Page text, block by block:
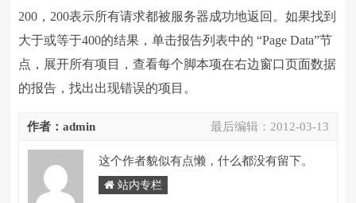
200，200表示所有请求都被服务器成功地返回。如果找到
大于或等于400的结果，单击报告列表中的 “Page Data”节
点，展开所有项目，查看每个脚本项在右边窗口页面数据
的报告，找出出现错误的项目。
最后编辑： 2012-03-13
作者：admin
这个作者貌似有点懒，什么都没有留下。
站内专栏